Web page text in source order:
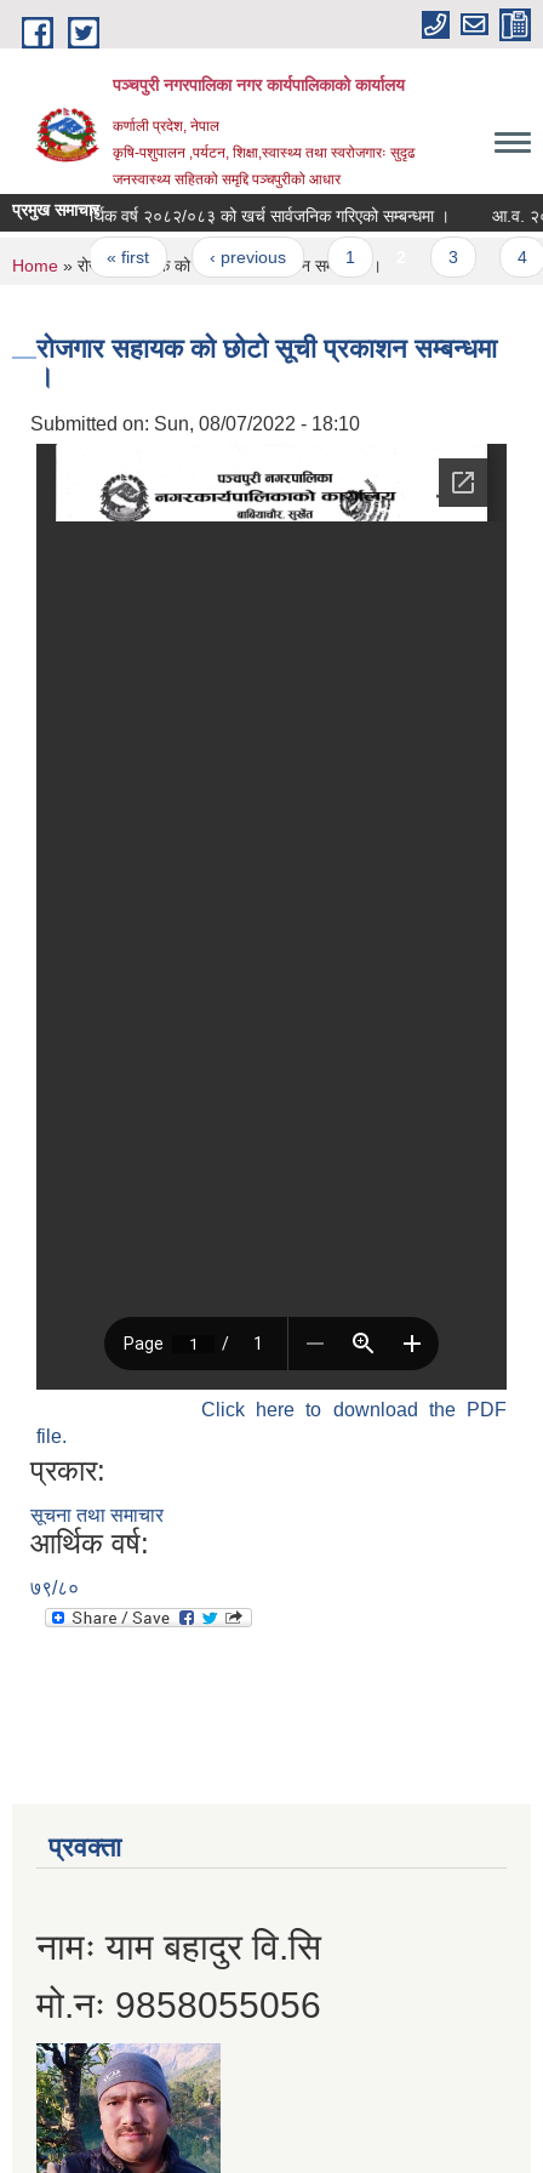
Skip to main content
पञ्चपुरी नगरपालिका नगर कार्यपालिकाको कार्यालय
कर्णाली प्रदेश, नेपाल
कृषि-पशुपालन ,पर्यटन, शिक्षा,स्वास्थ्य तथा स्वरोजगारः सुदृढ
जनस्वास्थ्य सहितको समृद्दि पञ्चपुरीको आधार
प्रमुख समाचार
आर्थिक वर्ष २०८२/०८३ को खर्च सार्वजनिक गरिएको सम्बन्धमा ।
Pages
« first ‹ previous 1
You are here
Home » रोजगार सहायक को छोटो सूची प्रकाशन सम्बन्धमा ।
रोजगार सहायक को छोटो सूची प्रकाशन सम्बन्धमा
।
Submitted on: Sun, 08/07/2022 - 18:10
Click here to download the PDF
file.
प्रकार:
सूचना तथा समाचार
आर्थिक वर्ष:
७९/८०
प्रवक्ता
नामः याम बहादुर वि.सि
मो.नः 9858055056